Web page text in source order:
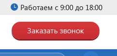
Работаем с 9:00 до 18:00
Заказать звонок